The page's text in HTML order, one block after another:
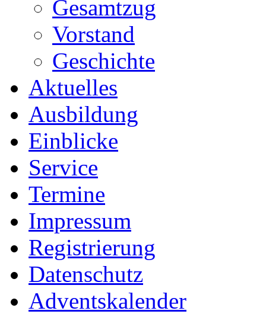
Gesamtzug
Vorstand
Geschichte
Aktuelles
Ausbildung
Einblicke
Service
Termine
Impressum
Registrierung
Datenschutz
Adventskalender